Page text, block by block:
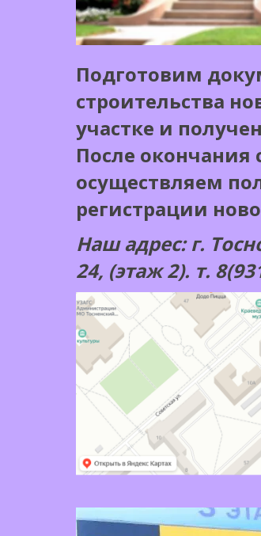
Подготовим
строительства
участке и
После окончания
осуществляем
регистрации
Наш адрес: г.
24, (этаж 2). т.